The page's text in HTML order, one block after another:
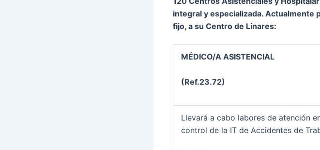
integral y especializada. Actualmente
fijo, a su Centro de Linares:
MÉDICO/A ASISTENCIAL
(Ref.23.72)
Llevará a cabo labores de atención
control de la IT de Accidentes de